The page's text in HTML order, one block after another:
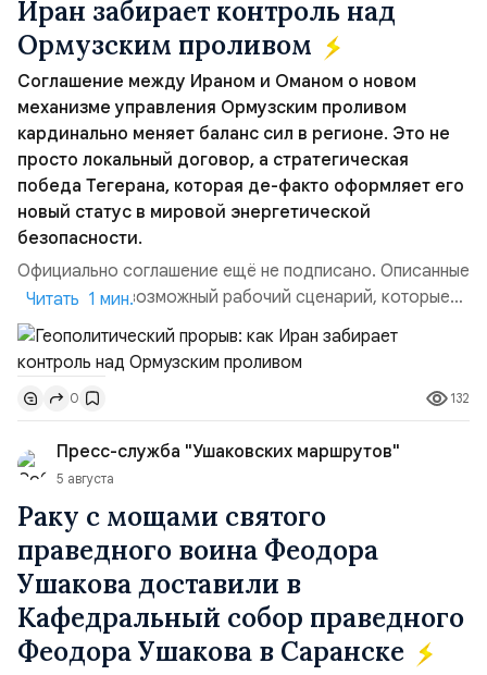
Иран забирает контроль над
Ормузским проливом
Соглашение между Ираном и Оманом о новом
механизме управления Ормузским проливом
кардинально меняет баланс сил в регионе. Это не
просто локальный договор, а стратегическая
победа Тегерана, которая де-факто оформляет его
новый статус в мировой энергетической
безопасности.
Официально соглашение ещё не подписано. Описанные
пункты — это возможный рабочий сценарий, которые
скорее всего будут реализованы.Разбираем ключевые
тезисы и последствия этого соглашения:. 1. Новые
доли контроля (75 на 25). Было: Ранее Иран и Оман
контролировали пролив на паритетных началах —
50/50. Стало: Новое соглашение закрепляет за
Ираном...
Читать 1 мин.
0 132
Пресс-служба "Ушаковских маршрутов"
5 августа
Раку с мощами святого
праведного воина Феодора
Ушакова доставили в
Кафедральный собор праведного
Феодора Ушакова в Саранске